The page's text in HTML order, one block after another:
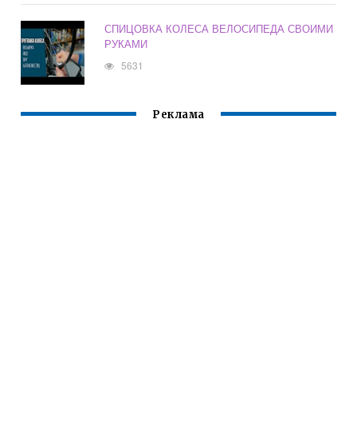
СПИЦОВКА КОЛЕСА ВЕЛОСИПЕДА СВОИМИ
РУКАМИ
5631
Реклама